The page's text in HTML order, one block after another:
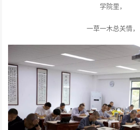
学院里，
一草一木总关情，